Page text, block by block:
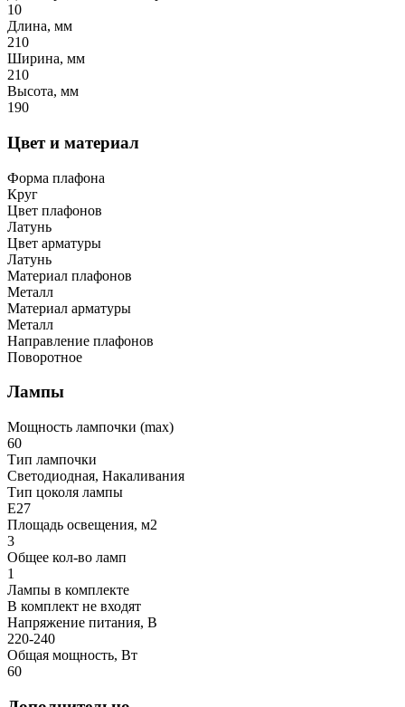
10
Длина, мм
210
Ширина, мм
210
Высота, мм
190
Цвет и материал
Форма плафона
Круг
Цвет плафонов
Латунь
Цвет арматуры
Латунь
Материал плафонов
Металл
Материал арматуры
Металл
Направление плафонов
Поворотное
Лампы
Мощность лампочки (max)
60
Тип лампочки
Светодиодная, Накаливания
Тип цоколя лампы
E27
Площадь освещения, м2
3
Общее кол-во ламп
1
Лампы в комплекте
В комплект не входят
Напряжение питания, В
220-240
Общая мощность, Вт
60